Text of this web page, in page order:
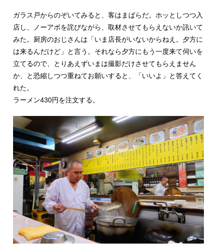
ガラス戸からのぞいてみると、客はまばらだ。ホッとしつつ入
店し、ノーアポを詫びながら、取材させてもらえないか訊いて
みた。厨房のおじさんは「いま店長がいないからねえ。夕方に
は来るんだけど」と言う。それなら夕方にもう一度来て伺いを
立てるので、とりあえずいまは撮影だけさせてもらえません
か、と恐縮しつつ重ねてお願いすると、「いいよ」と答えてく
れた。
ラーメン430円を注文する。